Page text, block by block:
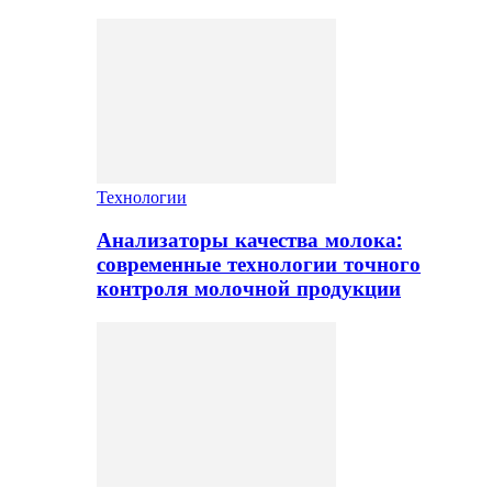
Технологии
Анализаторы качества молока:
современные технологии точного
контроля молочной продукции